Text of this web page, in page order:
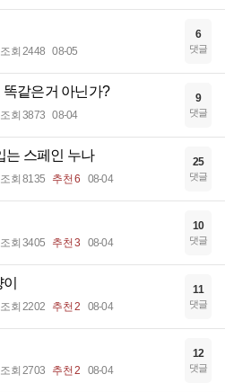
조회 2448 08-05
6
댓글
똑같은거 아닌가?
조회 3873 08-04
9
댓글
는 스페인 누나
조회 8135 추천 6 08-04
25
댓글
조회 3405 추천 3 08-04
10
댓글
조회 2202 추천 2 08-04
11
댓글
조회 2703 추천 2 08-04
12
댓글